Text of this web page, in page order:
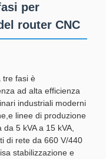
per
router CNC
tre fasi è
ad alta efficienza
industriali moderni
linee di produzione
5 kVA a 15 kVA,
di rete da 660 V/440
stabilizzazione e